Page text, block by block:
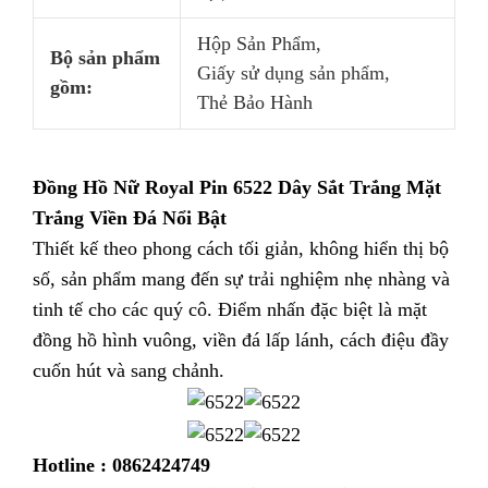
Bộ sản phẩm
gồm:
Hộp Sản Phẩm,
Giấy sử dụng sản phẩm,
Thẻ Bảo Hành
Đồng Hồ Nữ Royal Pin 6522 Dây Sắt Trắng Mặt
Trắng Viền Đá Nổi Bật
Thiết kế theo phong cách tối giản, không hiển thị bộ
số, sản phẩm mang đến sự trải nghiệm nhẹ nhàng và
tinh tế cho các quý cô. Điểm nhấn đặc biệt là mặt
đồng hồ hình vuông, viền đá lấp lánh, cách điệu đầy
cuốn hút và sang chảnh.
Hotline : 0862424749